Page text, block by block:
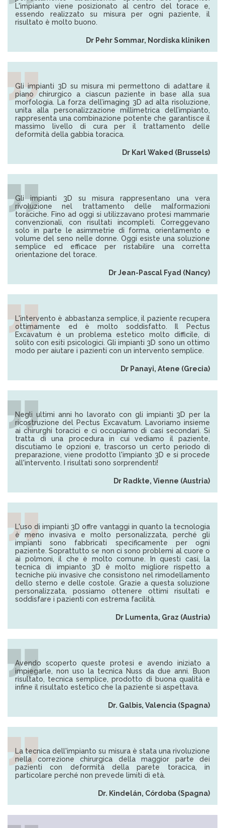
L'impianto viene posizionato al centro del torace e,
essendo realizzato su misura per ogni paziente, il
risultato è molto buono.
Dr Pehr Sommar, Nordiska kliniken
Gli impianti 3D su misura mi permettono di adattare il
piano chirurgico a ciascun paziente in base alla sua
morfologia. La forza dell’imaging 3D ad alta risoluzione,
unita alla personalizzazione millimetrica dell’impianto,
rappresenta una combinazione potente che garantisce il
massimo livello di cura per il trattamento delle
deformità della gabbia toracica.
Dr Karl Waked (Brussels)
Gli impianti 3D su misura rappresentano una vera
rivoluzione nel trattamento delle malformazioni
toraciche. Fino ad oggi si utilizzavano protesi mammarie
convenzionali, con risultati incompleti. Correggevano
solo in parte le asimmetrie di forma, orientamento e
volume del seno nelle donne. Oggi esiste una soluzione
semplice ed efficace per ristabilire una corretta
orientazione del torace.
Dr Jean-Pascal Fyad (Nancy)
L'intervento è abbastanza semplice, il paziente recupera
ottimamente ed è molto soddisfatto. Il Pectus
Excavatum è un problema estetico molto difficile, di
solito con esiti psicologici. Gli impianti 3D sono un ottimo
modo per aiutare i pazienti con un intervento semplice.
Dr Panayi, Atene (Grecia)
Negli ultimi anni ho lavorato con gli impianti 3D per la
ricostruzione del Pectus Excavatum. Lavoriamo insieme
ai chirurghi toracici e ci occupiamo di casi secondari. Si
tratta di una procedura in cui vediamo il paziente,
discutiamo le opzioni e, trascorso un certo periodo di
preparazione, viene prodotto l'impianto 3D e si procede
all'intervento. I risultati sono sorprendenti!
Dr Radkte, Vienne (Austria)
L'uso di impianti 3D offre vantaggi in quanto la tecnologia
è meno invasiva e molto personalizzata, perché gli
impianti sono fabbricati specificamente per ogni
paziente. Soprattutto se non ci sono problemi al cuore o
ai polmoni, il che è molto comune. In questi casi, la
tecnica di impianto 3D è molto migliore rispetto a
tecniche più invasive che consistono nel rimodellamento
dello sterno e delle costole. Grazie a questa soluzione
personalizzata, possiamo ottenere ottimi risultati e
soddisfare i pazienti con estrema facilità.
Dr Lumenta, Graz (Austria)
Avendo scoperto queste protesi e avendo iniziato a
impiegarle, non uso la tecnica Nuss da due anni. Buon
risultato, tecnica semplice, prodotto di buona qualità e
infine il risultato estetico che la paziente si aspettava.
Dr. Galbis, Valencia (Spagna)
La tecnica dell'impianto su misura è stata una rivoluzione
nella correzione chirurgica della maggior parte dei
pazienti con deformità della parete toracica, in
particolare perché non prevede limiti di età.
Dr. Kindelán, Córdoba (Spagna)